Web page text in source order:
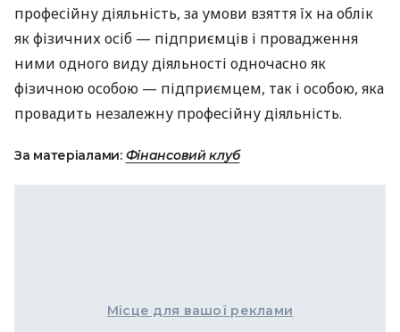
професійну діяльність, за умови взяття їх на облік
як фізичних осіб — підприємців і провадження
ними одного виду діяльності одночасно як
фізичною особою — підприємцем, так і особою, яка
провадить незалежну професійну діяльність.
За матеріалами: Фінансовий клуб
Місце для вашої реклами